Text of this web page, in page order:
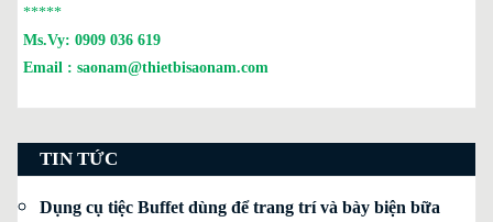
*****
Ms.Vy: 0909 036 619
Email : saonam@thietbisaonam.com
TIN TỨC
Dụng cụ tiệc Buffet dùng để trang trí và bày biện bữa